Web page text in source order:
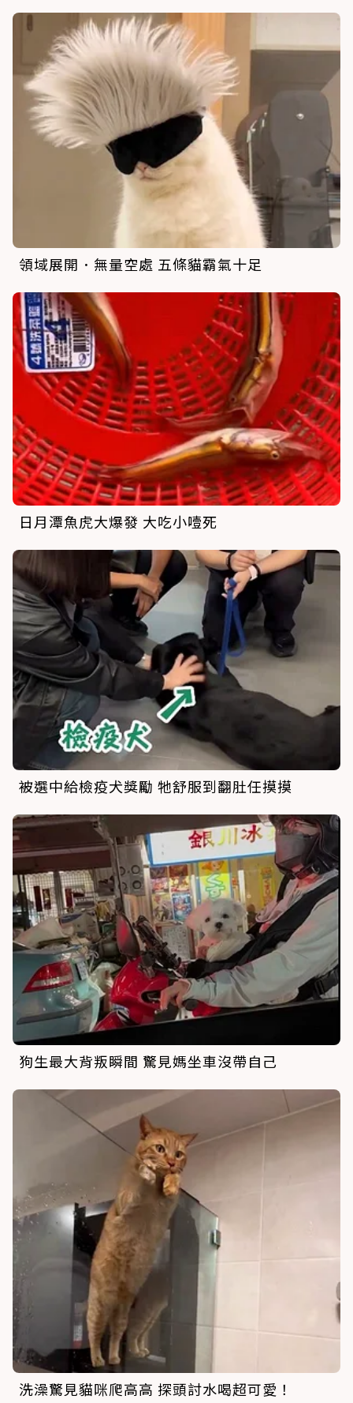
領域展開．無量空處 五條貓霸氣十足
日月潭魚虎大爆發 大吃小噎死
被選中給檢疫犬獎勵 牠舒服到翻肚任摸摸
狗生最大背叛瞬間 驚見媽坐車沒帶自己
洗澡驚見貓咪爬高高 探頭討水喝超可愛！